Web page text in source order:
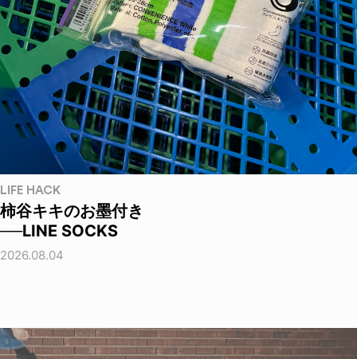
LIFE HACK
柿谷キキのお墨付き
──LINE SOCKS
2026.08.04